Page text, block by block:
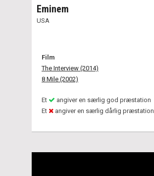
Eminem
USA
Film
The Interview (2014)
8 Mile (2002)
Et
angiver en særlig god præstation
Et
angiver en særlig dårlig præstation